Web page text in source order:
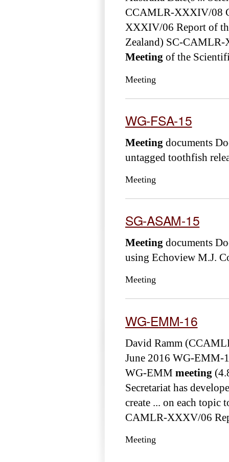
CCAMLR-XXXIV/08
XXXIV/06 Report of
Zealand) SC-CAMLR-
Meeting of the
Meeting
WG-FSA-15
Meeting documents
untagged toothfish
Meeting
SG-ASAM-15
Meeting documents
using Echoview M.J.
Meeting
WG-EMM-16
David Ramm
June 2016 WG-EMM-
WG-EMM meeting
Secretariat has
create ... on each topic
CAMLR-XXXV/06
Meeting